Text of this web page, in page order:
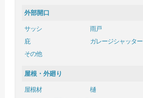
外部開口
サッシ
雨戸
庇
ガレージシャッター
その他
屋根・外廻り
屋根材
樋